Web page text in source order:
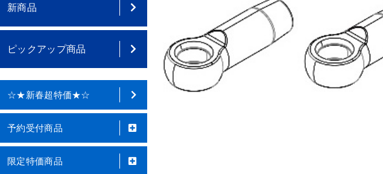
新商品
ピックアップ商品
☆★新春超特価★☆
予約受付商品
限定特価商品